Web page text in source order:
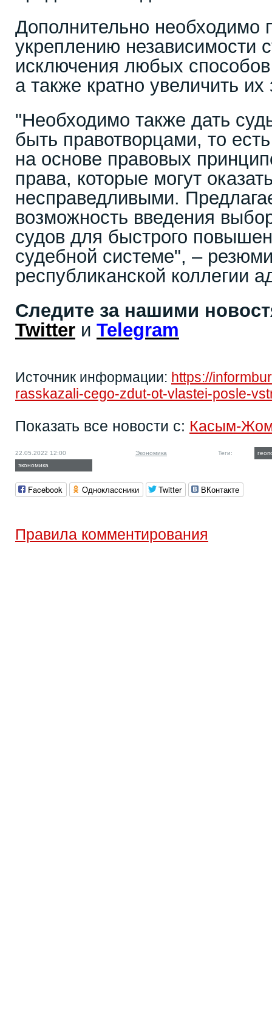
Дополнительно необходимо
укреплению независимости
исключения любых
а также кратно увеличить их
"Необходимо также дать
быть правотворцами, то
на основе правовых
права, которые могут
несправедливыми.
возможность введения
судов для быстрого
судебной системе", –
республиканской коллегии
Следите за нашими
Twitter и Telegram
Источник информации: https://
rasskazali-cego-zdut-ot-vlastei-posle-
Показать все новости с: Касым-
22.05.2022 12:00 Экономика Теги:
экономика
Facebook Одноклассники Twitter ВКонтакте
Правила комментирования